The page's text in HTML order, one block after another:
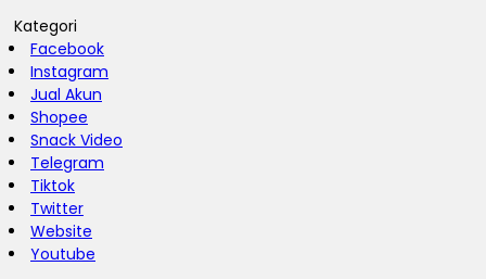
Kategori
Facebook
Instagram
Jual Akun
Shopee
Snack Video
Telegram
Tiktok
Twitter
Website
Youtube